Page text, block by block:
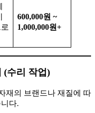
600,000원 ~
1,000,000원+
(수리 작업)
재의 브랜드나 재질에 따
다.